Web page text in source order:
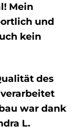
Mein
und
kein
des
war dank
L.